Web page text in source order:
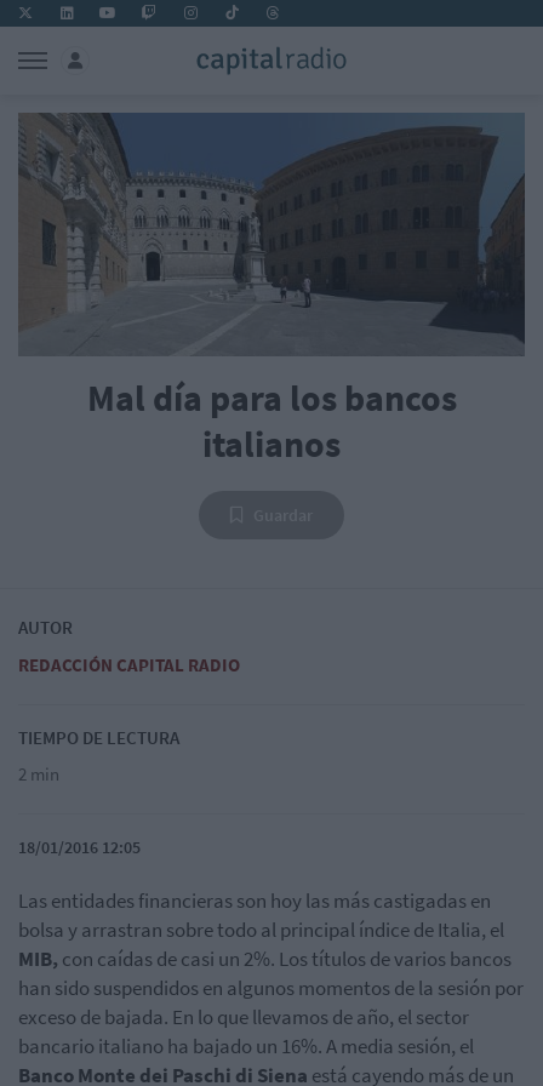
Mal día para los bancos
italianos
AUTOR
REDACCIÓN CAPITAL RADIO
TIEMPO DE LECTURA
2 min
18/01/2016 12:05
Las entidades financieras son hoy las más castigadas en
bolsa y arrastran sobre todo al principal índice de Italia, el
MIB, con caídas de casi un 2%. Los títulos de varios bancos
han sido suspendidos en algunos momentos de la sesión por
exceso de bajada. En lo que llevamos de año, el sector
bancario italiano ha bajado un 16%. A media sesión, el
Banco Monte dei Paschi di Siena está cayendo más de un